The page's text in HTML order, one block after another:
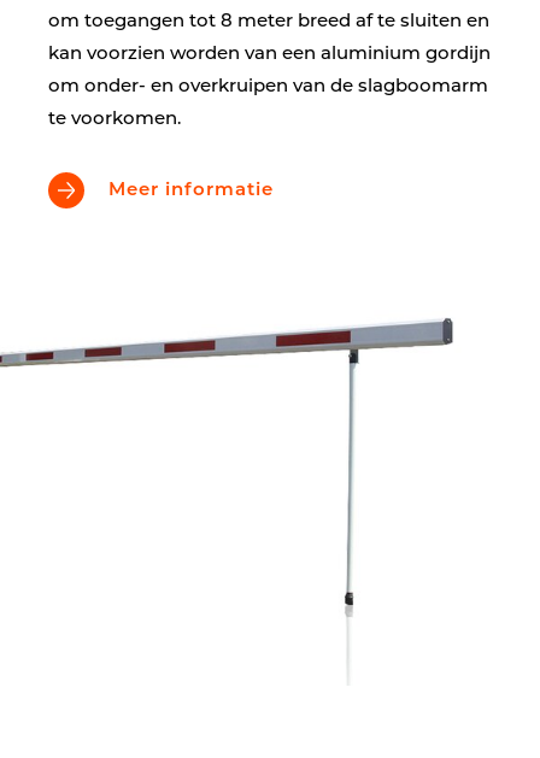
om toegangen tot 8 meter breed af te sluiten en
kan voorzien worden van een aluminium gordijn
om onder- en overkruipen van de slagboomarm
te voorkomen.
Meer informatie